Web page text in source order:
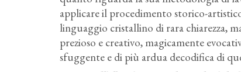
applicare il procedimento storico-
linguaggio cristallino di rara chiarezza,
prezioso e creativo, magicamente
sfuggente e di più ardua decodifica di